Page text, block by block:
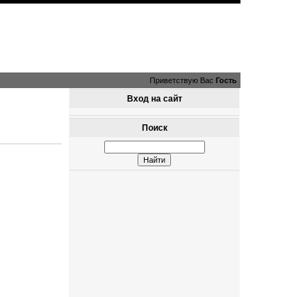
Приветствую Вас Гость
Вход на сайт
Поиск